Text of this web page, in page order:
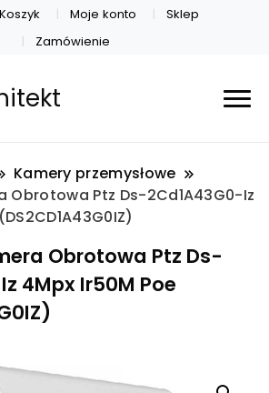
Koszyk Moje konto
Sklep
Zamówienie
Kamery przemysłowe
Obrotowa Ptz Ds-2Cd1A43G0-Iz
Obrotowa Ptz Ds-
4Mpx Ir50M Poe